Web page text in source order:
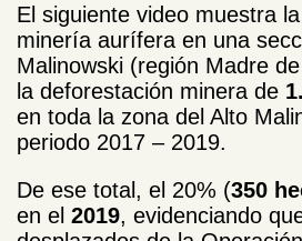
El siguiente video muestra
minería aurífera en una
Malinowski (región Madre
la deforestación minera de
en toda la zona del Alto
periodo 2017 – 2019.
De ese total, el 20% (350
en el 2019, evidenciando